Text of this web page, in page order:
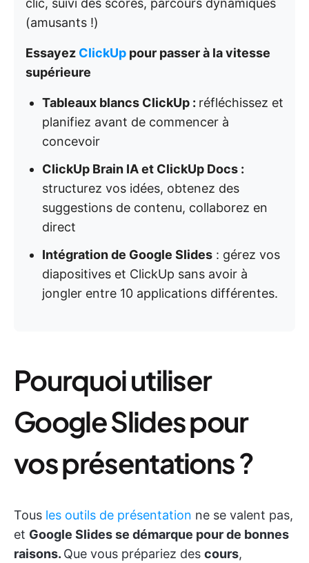
clic, suivi des scores, parcours dynamiques
(amusants !)
Essayez ClickUp pour passer à la vitesse
supérieure
Tableaux blancs ClickUp : réfléchissez et
planifiez avant de commencer à
concevoir
ClickUp Brain IA et ClickUp Docs :
structurez vos idées, obtenez des
suggestions de contenu, collaborez en
direct
Intégration de Google Slides : gérez vos
diapositives et ClickUp sans avoir à
jongler entre 10 applications différentes.
Pourquoi utiliser
Google Slides pour
vos présentations ?
Tous les outils de présentation ne se valent pas,
et Google Slides se démarque pour de bonnes
raisons. Que vous prépariez des cours,